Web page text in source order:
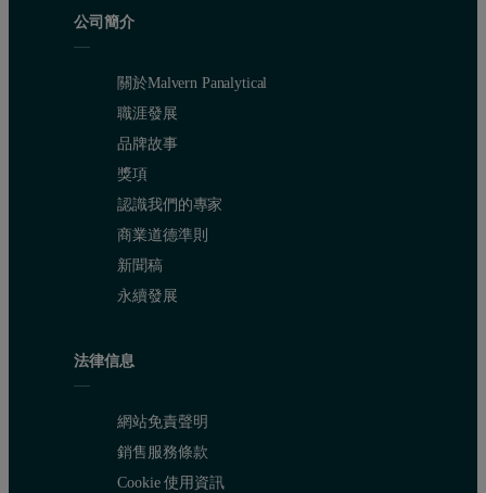
公司簡介
關於Malvern Panalytical
職涯發展
品牌故事
獎項
認識我們的專家
商業道德準則
新聞稿
永續發展
法律信息
網站免責聲明
銷售服務條款
Cookie 使用資訊